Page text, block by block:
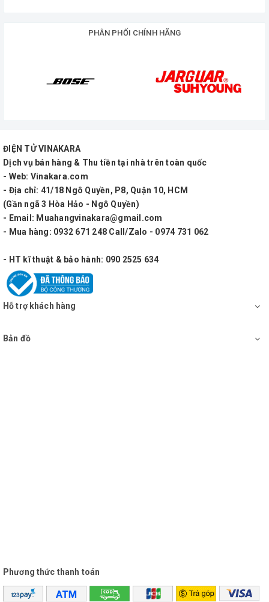
PHÂN PHỐI CHÍNH HÃNG
ĐIỆN TỬ VINAKARA
Dịch vụ bán hàng & Thu tiền tại nhà trên toàn quốc
- Web: Vinakara.com
- Địa chỉ: 41/18 Ngô Quyền, P8, Quận 10, HCM
(Gần ngã 3 Hòa Hảo - Ngô Quyền)
- Email: Muahangvinakara@gmail.com
- Mua hàng: 0932 671 248 Call/Zalo - 0974 731 062
- HT kĩ thuật & bảo hành: 090 2525 634
Hỗ trợ khách hàng
Bản đồ
Phương thức thanh toán